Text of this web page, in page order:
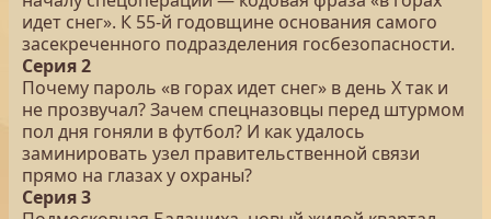
идет снег». К 55-й годовщине основания самого
засекреченного подразделения госбезопасности.
Серия 2
Почему пароль «в горах идет снег» в день Х так и
не прозвучал? Зачем спецназовцы перед штурмом
пол дня гоняли в футбол? И как удалось
заминировать узел правительственной связи
прямо на глазах у охраны?
Серия 3